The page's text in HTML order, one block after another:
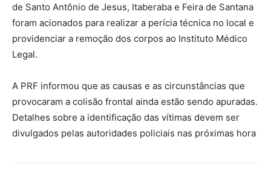
de Santo Antônio de Jesus, Itaberaba e Feira de Santana
foram acionados para realizar a perícia técnica no local e
providenciar a remoção dos corpos ao Instituto Médico
Legal.
​A PRF informou que as causas e as circunstâncias que
provocaram a colisão frontal ainda estão sendo apuradas.
Detalhes sobre a identificação das vítimas devem ser
divulgados pelas autoridades policiais nas próximas hora